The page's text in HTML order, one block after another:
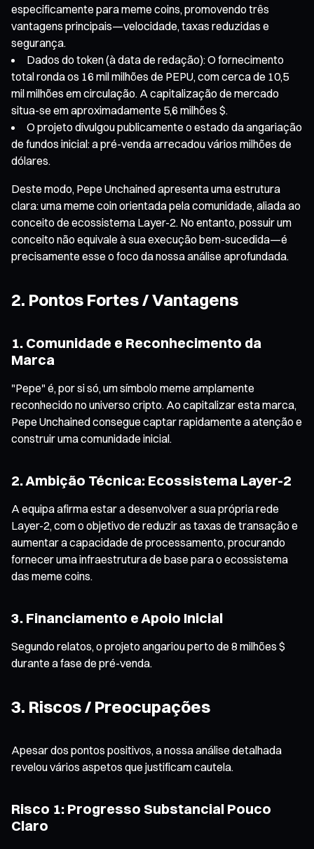
especificamente para meme coins, promovendo três
vantagens principais—velocidade, taxas reduzidas e
segurança.
Dados do token (à data de redação): O fornecimento
total ronda os 16 mil milhões de PEPU, com cerca de 10,5
mil milhões em circulação. A capitalização de mercado
situa-se em aproximadamente 5,6 milhões $.
O projeto divulgou publicamente o estado da angariação
de fundos inicial: a pré-venda arrecadou vários milhões de
dólares.
Deste modo, Pepe Unchained apresenta uma estrutura
clara: uma meme coin orientada pela comunidade, aliada ao
conceito de ecossistema Layer-2. No entanto, possuir um
conceito não equivale à sua execução bem-sucedida—é
precisamente esse o foco da nossa análise aprofundada.
2. Pontos Fortes / Vantagens
1. Comunidade e Reconhecimento da
Marca
"Pepe" é, por si só, um símbolo meme amplamente
reconhecido no universo cripto. Ao capitalizar esta marca,
Pepe Unchained consegue captar rapidamente a atenção e
construir uma comunidade inicial.
2. Ambição Técnica: Ecossistema Layer-2
A equipa afirma estar a desenvolver a sua própria rede
Layer-2, com o objetivo de reduzir as taxas de transação e
aumentar a capacidade de processamento, procurando
fornecer uma infraestrutura de base para o ecossistema
das meme coins.
3. Financiamento e Apoio Inicial
Segundo relatos, o projeto angariou perto de 8 milhões $
durante a fase de pré-venda.
3. Riscos / Preocupações
Apesar dos pontos positivos, a nossa análise detalhada
revelou vários aspetos que justificam cautela.
Risco 1: Progresso Substancial Pouco
Claro